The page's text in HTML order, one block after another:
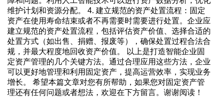
维护计划和资源分配。 4. 建立规范的资产处置流程：固定
资产在使用寿命结束或者不再需要时需要进行处置。企业应
建立规范的资产处置流程，包括评估资产价值、选择合适的
处置方式（如出售、捐赠、报废等），确保处置过程合法合
规，并最大程度地回收资产价值。 以上是打造智能企业固
定资产管理的几个关键方法。通过合理应用这些方法，企业
可以更好地管理和利用固定资产，提高运营效率，实现业务
增长。 希望本篇文章对您有所帮助，如果您对固定资产管
理还有任何问题或者想法，欢迎在下方留言。谢谢阅读！